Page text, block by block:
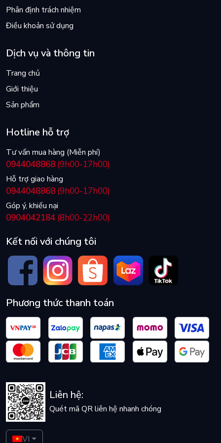
việc lấp đầy những khoảng trống lịch sử hoặc tương lai của
một nhân vật cụ thể ngay lập tức."
Phân định trách nhiệm
Điều khoản sử dụng
Dịch vụ và thông tin
Trang chủ
Giới thiệu
Sản phẩm
Hotline hỗ trợ
Tư vấn mua hàng (Miễn phí)
0944048868 (9h00-17h00)
Hỗ trợ giao hàng
0944048868 (9h00-17h00)
Góp ý, khiếu nại
0904042184 (8h00-22h00)
Kết nối với chúng tôi
Phương thức thanh toán
Liên hệ:
Quét mã QR liên hệ nhanh chóng
VI